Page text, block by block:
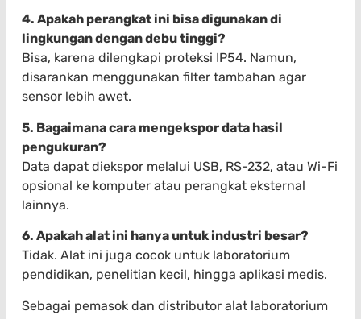
4. Apakah perangkat ini bisa digunakan di
lingkungan dengan debu tinggi?
Bisa, karena dilengkapi proteksi IP54. Namun,
disarankan menggunakan filter tambahan agar
sensor lebih awet.
5. Bagaimana cara mengekspor data hasil
pengukuran?
Data dapat diekspor melalui USB, RS-232, atau Wi-Fi
opsional ke komputer atau perangkat eksternal
lainnya.
6. Apakah alat ini hanya untuk industri besar?
Tidak. Alat ini juga cocok untuk laboratorium
pendidikan, penelitian kecil, hingga aplikasi medis.
Sebagai pemasok dan distributor alat laboratorium